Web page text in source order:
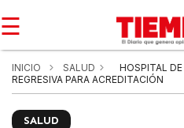
☰
INICIO SALUD
HOSPITAL
REGRESIVA PARA ACREDITACIÓN
SALUD